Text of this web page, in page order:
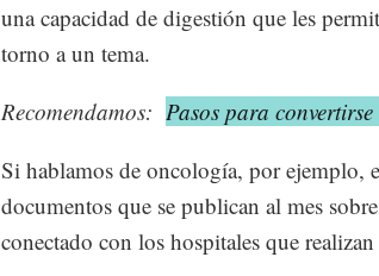
una capacidad de digestión que les
torno a un tema.
Recomendamos: Pasos para
Si hablamos de oncología, por ejemplo,
documentos que se publican al mes
conectado con los hospitales que